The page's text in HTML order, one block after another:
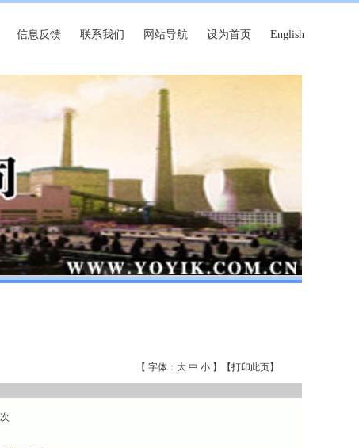
信息反馈 联系我们 网站导航 设为首页 English
【 字体： 大 中 小】【打印此页】